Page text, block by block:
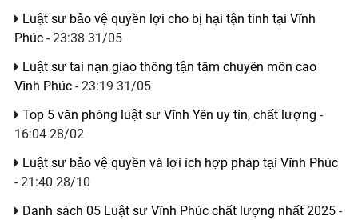
Luật sư bảo vệ quyền lợi cho bị hại tận tình tại Vĩnh
Phúc - 23:38 31/05
Luật sư tai nạn giao thông tận tâm chuyên môn cao
Vĩnh Phúc - 23:19 31/05
Top 5 văn phòng luật sư Vĩnh Yên uy tín, chất lượng -
16:04 28/02
Luật sư bảo vệ quyền và lợi ích hợp pháp tại Vĩnh Phúc
- 21:40 28/10
Danh sách 05 Luật sư Vĩnh Phúc chất lượng nhất 2025 -